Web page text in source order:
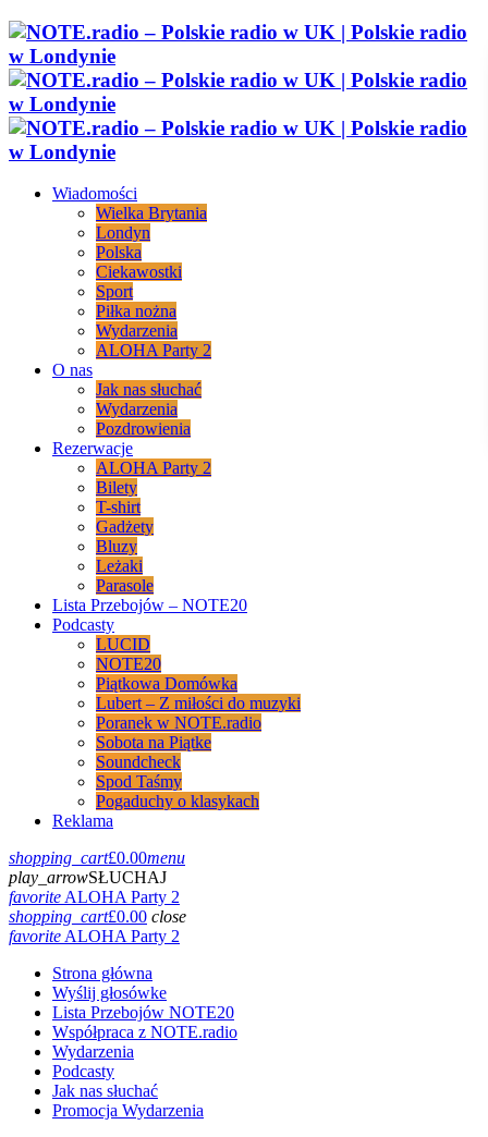
Wiadomości
Wielka Brytania
Londyn
Polska
Ciekawostki
Sport
Piłka nożna
Wydarzenia
ALOHA Party 2
O nas
Jak nas słuchać
Wydarzenia
Pozdrowienia
Rezerwacje
ALOHA Party 2
Bilety
T-shirt
Gadżety
Bluzy
Leżaki
Parasole
Lista Przebojów – NOTE20
Podcasty
LUCID
NOTE20
Piątkowa Domówka
Lubert – Z miłości do muzyki
Poranek w NOTE.radio
Sobota na Piątke
Soundcheck
Spod Taśmy
Pogaduchy o klasykach
Reklama
shopping_cart£0.00menu
play_arrowSŁUCHAJ
favoriteALOHA Party 2
shopping_cart£0.00 close
favoriteALOHA Party 2
Strona główna
Wyślij głosówke
Lista Przebojów NOTE20
Współpraca z NOTE.radio
Wydarzenia
Podcasty
Jak nas słuchać
Promocja Wydarzenia